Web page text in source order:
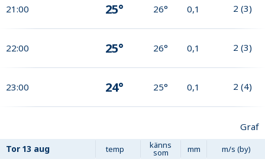
21:00 25° 26° 0,1 2 (3)
22:00 25° 26° 0,1 2 (3)
23:00 24° 25° 0,1 2 (4)
Graf
Tor 13 aug temp känns
som mm m/s (by)